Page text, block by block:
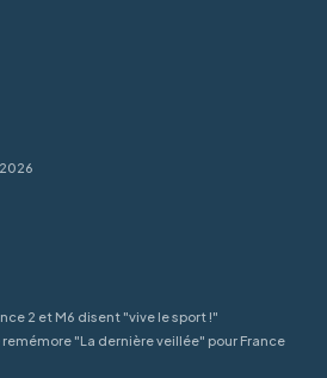
2 et M6 disent "vive le sport !"
remémore "La dernière veillée" pour France